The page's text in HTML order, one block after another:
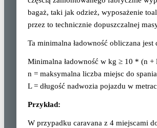
bagaż, taki jak odzież, wyposażenie
przez to technicznie dopuszczalnej
Ta minimalna ładowność obliczana
Minimalna ładowność w kg ≥ 10 * (n +
n = maksymalna liczba miejsc do
L = długość nadwozia pojazdu w
Przykład:
W przypadku caravana z 4 miejscami